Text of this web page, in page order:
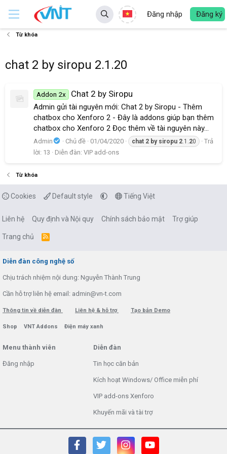
Đăng nhập Đăng ký
Từ khóa
chat 2 by siropu 2.1.20
Addon 2x Chat 2 by Siropu
Admin gửi tài nguyên mới: Chat 2 by Siropu - Thêm
chatbox cho Xenforo 2 - Đây là addons giúp bạn thêm
chatbox cho Xenforo 2 Đọc thêm về tài nguyên này...
Admin Chủ đề 01/04/2020 chat 2 by siropu 2.1.20
Trả
lời: 13
Diễn đàn: VIP add-ons
Từ khóa
Cookies Default style Tiếng Việt
Liên hệ Quy định và Nội quy Chính sách bảo mật Trợ giúp
Trang chủ
R
Diễn đàn công nghệ số
Chịu trách nhiệm nội dung: Nguyễn Thành Trung
Cần hỗ trợ liên hệ email: admin@vn-t.com
Thông tin về diễn đàn Liên hệ & hỗ trợ Tạo bản Demo
Shop VNT Addons Điện máy xanh
Menu thành viên
Đăng nhập
Diễn đàn
Tin học căn bản
Kích hoạt Windows/ Office miễn phí
VIP add-ons Xenforo
Khuyến mãi và tài trợ